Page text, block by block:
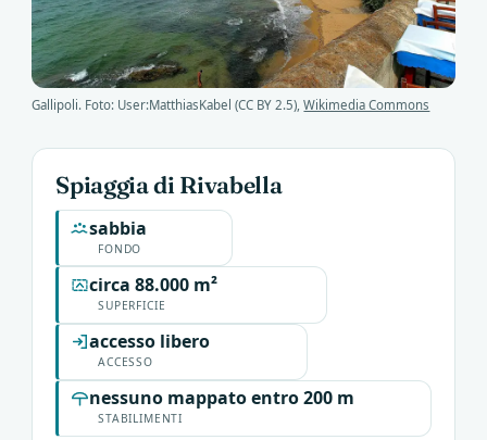
Gallipoli. Foto: User:MatthiasKabel (CC BY 2.5),Wikimedia Commons
Spiaggia di Rivabella
FONDO
sabbia
SUPERFICIE
circa 88.000 m²
ACCESSO
accesso libero
STABILIMENTI
nessuno mappato entro 200 m